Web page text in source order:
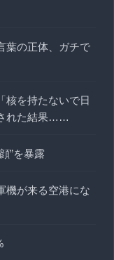
葉の正体、ガチで
核を持たないで日
れた結果……
”を暴露
機が来る空港にな